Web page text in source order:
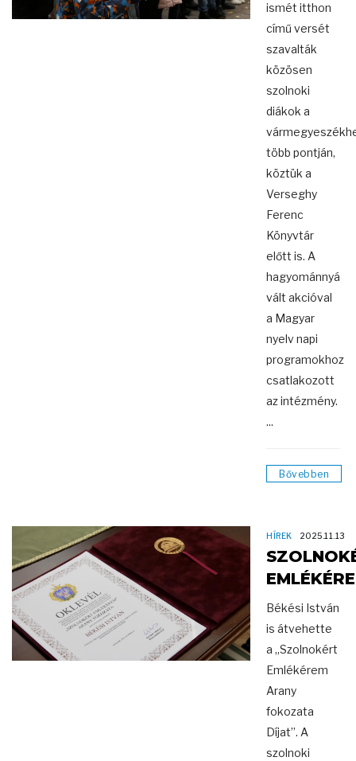
ismét itthon
című versét
szavalták
közösen
szolnoki
diákok a
több pontján,
köztük a
Verseghy
Ferenc
Könyvtár
előtt is. A
hagyománnyá
vált akcióval
a Magyar
nyelv napi
programokhoz
csatlakozott
az intézmény.
...
Bővebben
HÍREK 2025.11.13
Békési István
is átvehette
a „Szolnokért
Emlékérem
Arany
fokozata
Díjat”. A
szolnoki